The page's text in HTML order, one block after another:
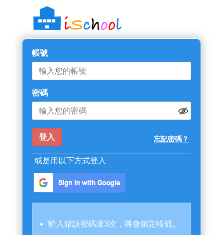
帳號
密碼
忘記密碼？
或是用以下方式登入
輸入錯誤密碼達3次，將會鎖定帳號。